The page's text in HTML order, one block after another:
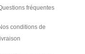
fréquentes
conditions de
livraison